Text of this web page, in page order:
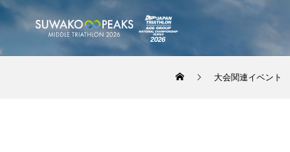
大会関連イベント